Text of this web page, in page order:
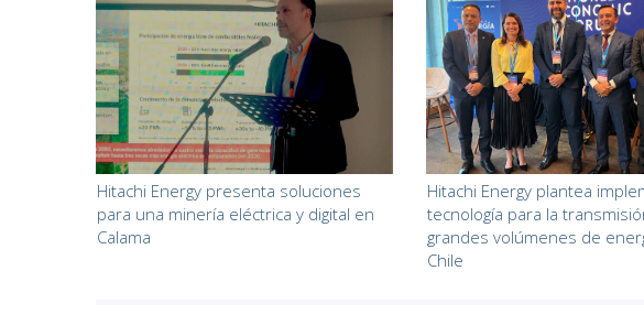
Hitachi Energy presenta soluciones
para una minería eléctrica y digital en
Calama
Hitachi Energy plantea
tecnología para la
grandes volúmenes de
Chile